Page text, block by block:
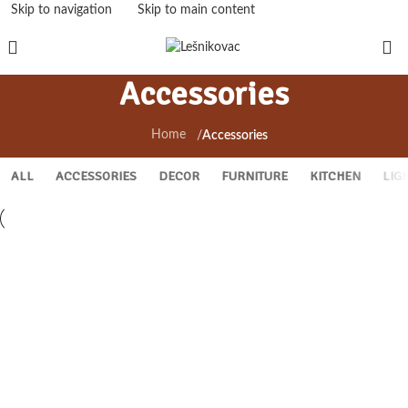
Skip to navigation Skip to main content
Accessories
Home /Accessories
ALL ACCESSORIES DECOR FURNITURE KITCHEN